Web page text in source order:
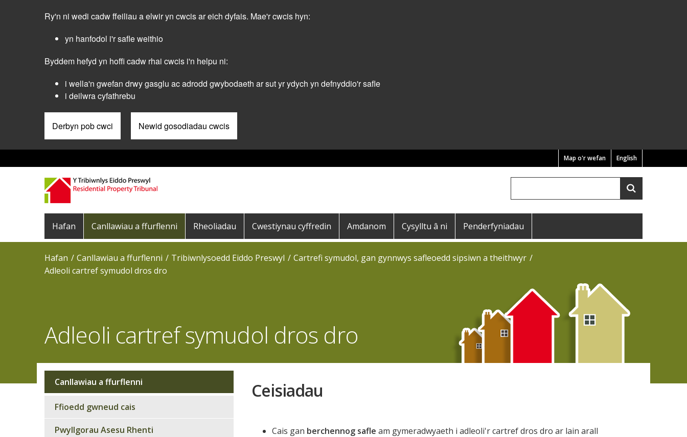
Ry'n ni wedi cadw ffeiliau a elwir yn cwcis ar eich dyfais. Mae'r cwcis hyn:
yn hanfodol i'r safle weithio
Byddem hefyd yn hoffi cadw rhai cwcis i'n helpu ni:
i wella'n gwefan drwy gasglu ac adrodd gwybodaeth ar sut yr ydych yn defnyddio'r safle
i deilwra cyfathrebu
Derbyn pob cwci Newid gosodiadau cwcis
English
Pre
Header
Menu
Map o'r wefan
Search
Main
navigation
Hafan Canllawiau a ffurflenni Rheoliadau Cwestiynau cyffredin Amdanom Cysylltu â ni Penderfyniadau
Hafan Canllawiau a ffurflenni Tribiwnlysoedd Eiddo Preswyl
Cartrefi symudol, gan gynnwys safleoedd sipsiwn a theithwyr
Adleoli cartref symudol dros dro
Adleoli cartref symudol dros dro
Ceisiadau
Cais gan berchennog safle am gymeradwyaeth i adleoli'r cartref dros dro ar lain arall
Sub
navigation
Canllawiau a ffurflenni
Ffioedd gwneud cais
Pwyllgorau Asesu Rhenti